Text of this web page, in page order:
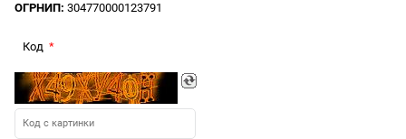
ОГРНИП: 304770000123791
Код